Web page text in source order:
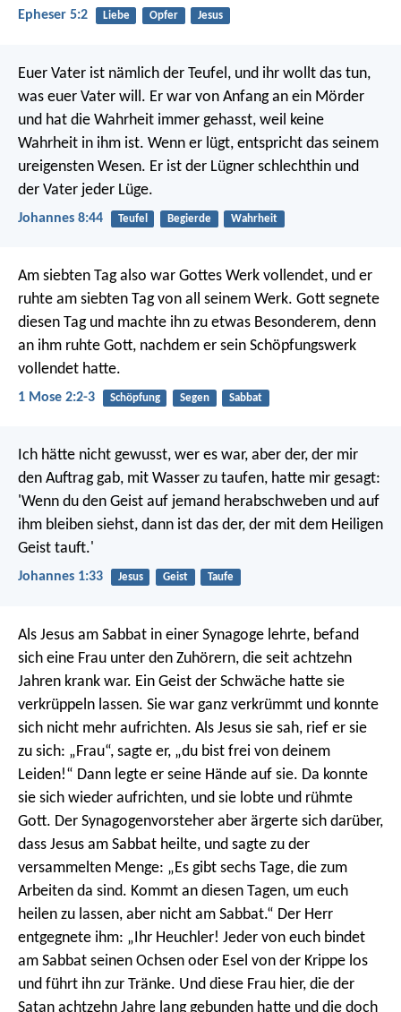
Epheser 5:2 Liebe Opfer Jesus
Euer Vater ist nämlich der Teufel, und ihr wollt das tun,
was euer Vater will. Er war von Anfang an ein Mörder
und hat die Wahrheit immer gehasst, weil keine
Wahrheit in ihm ist. Wenn er lügt, entspricht das seinem
ureigensten Wesen. Er ist der Lügner schlechthin und
der Vater jeder Lüge.
Johannes 8:44 Teufel Begierde Wahrheit
Am siebten Tag also war Gottes Werk vollendet, und er
ruhte am siebten Tag von all seinem Werk. Gott segnete
diesen Tag und machte ihn zu etwas Besonderem, denn
an ihm ruhte Gott, nachdem er sein Schöpfungswerk
vollendet hatte.
1 Mose 2:2-3 Schöpfung Segen Sabbat
Ich hätte nicht gewusst, wer es war, aber der, der mir
den Auftrag gab, mit Wasser zu taufen, hatte mir gesagt:
'Wenn du den Geist auf jemand herabschweben und auf
ihm bleiben siehst, dann ist das der, der mit dem Heiligen
Geist tauft.'
Johannes 1:33 Jesus Geist Taufe
Als Jesus am Sabbat in einer Synagoge lehrte, befand
sich eine Frau unter den Zuhörern, die seit achtzehn
Jahren krank war. Ein Geist der Schwäche hatte sie
verkrüppeln lassen. Sie war ganz verkrümmt und konnte
sich nicht mehr aufrichten. Als Jesus sie sah, rief er sie
zu sich: „Frau“, sagte er, „du bist frei von deinem
Leiden!“ Dann legte er seine Hände auf sie. Da konnte
sie sich wieder aufrichten, und sie lobte und rühmte
Gott. Der Synagogenvorsteher aber ärgerte sich darüber,
dass Jesus am Sabbat heilte, und sagte zu der
versammelten Menge: „Es gibt sechs Tage, die zum
Arbeiten da sind. Kommt an diesen Tagen, um euch
heilen zu lassen, aber nicht am Sabbat.“ Der Herr
entgegnete ihm: „Ihr Heuchler! Jeder von euch bindet
am Sabbat seinen Ochsen oder Esel von der Krippe los
und führt ihn zur Tränke. Und diese Frau hier, die der
Satan achtzehn Jahre lang gebunden hatte und die doch